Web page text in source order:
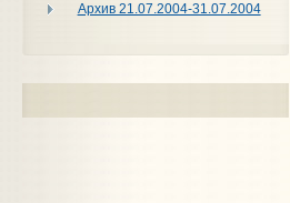
Архив 21.07.2004-31.07.2004